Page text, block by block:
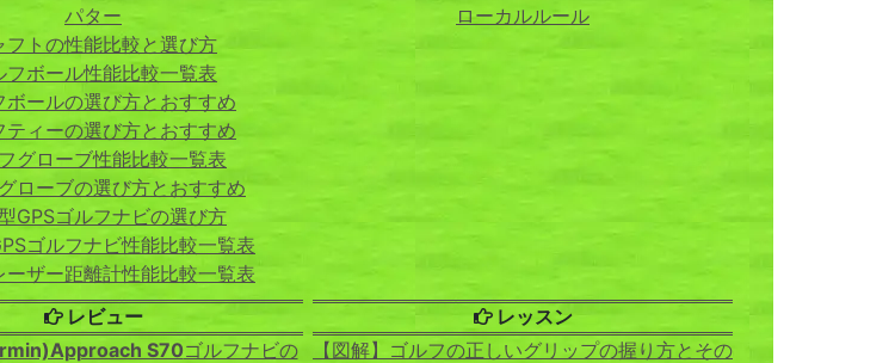
パター
フトの性能比較と選び方
フボール性能比較一覧表
ボールの選び方とおすすめ
ティーの選び方とおすすめ
グローブ性能比較一覧表
ローブの選び方とおすすめ
GPSゴルフナビの選び方
ゴルフナビ性能比較一覧表
ーザー距離計性能比較一覧表
ローカルルール
レビュー
S70ゴルフナビの
レッスン
【図解】ゴルフの正しいグリップの握り方とその